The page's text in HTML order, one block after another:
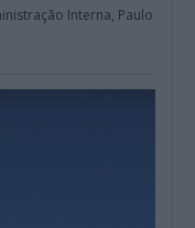
Interna, Paulo